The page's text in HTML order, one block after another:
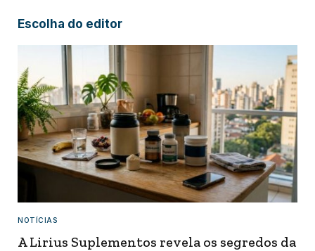
Escolha do editor
NOTÍCIAS
A Lirius Suplementos revela os segredos da